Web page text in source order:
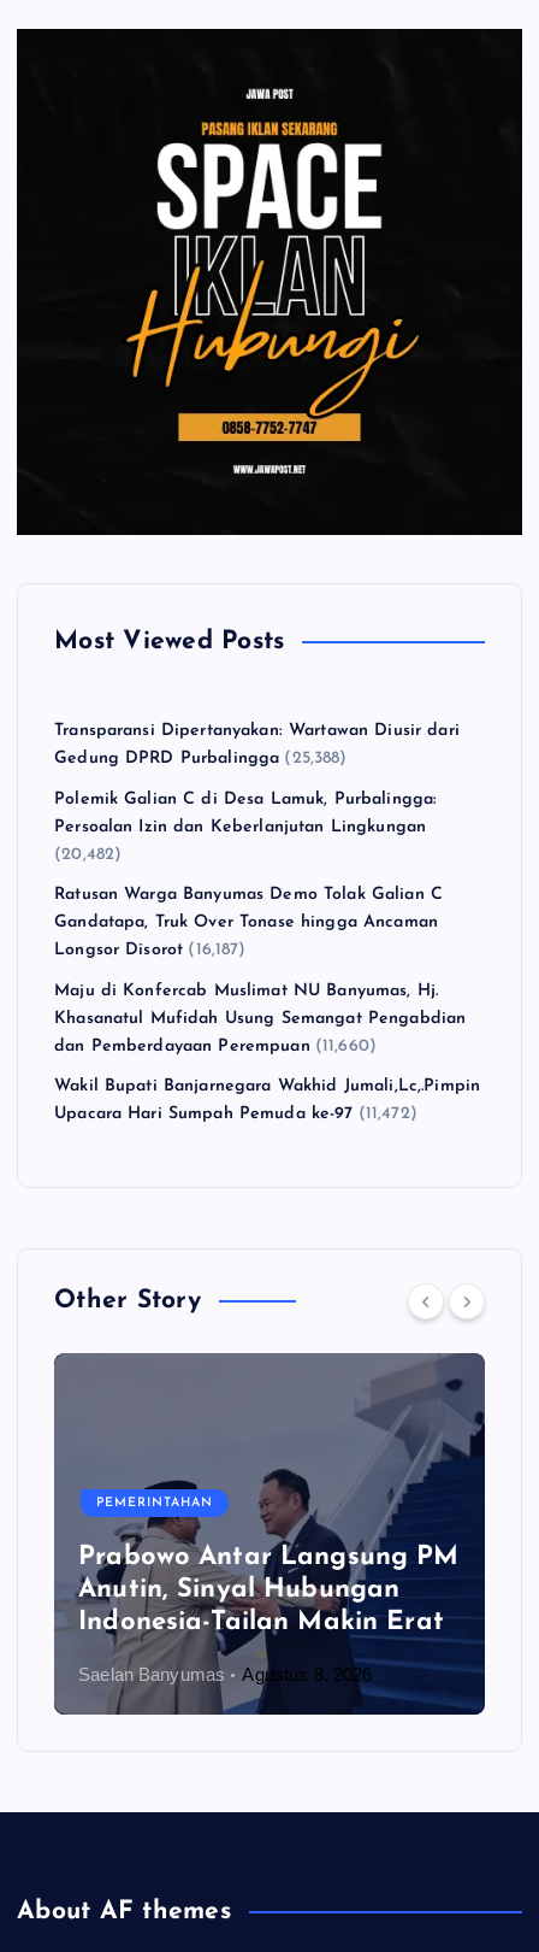
Most Viewed Posts
Transparansi Dipertanyakan: Wartawan Diusir dari
Gedung DPRD Purbalingga (25,388)
Polemik Galian C di Desa Lamuk, Purbalingga:
Persoalan Izin dan Keberlanjutan Lingkungan
(20,482)
Ratusan Warga Banyumas Demo Tolak Galian C
Gandatapa, Truk Over Tonase hingga Ancaman
Longsor Disorot (16,187)
Maju di Konfercab Muslimat NU Banyumas, Hj.
Khasanatul Mufidah Usung Semangat Pengabdian
dan Pemberdayaan Perempuan (11,660)
Wakil Bupati Banjarnegara Wakhid Jumali,Lc,.Pimpin
Upacara Hari Sumpah Pemuda ke-97 (11,472)
Other Story
PEMERINTAHAN
Prabowo Antar Langsung PM
Anutin, Sinyal Hubungan
Indonesia-Tailan Makin Erat
Saelan Banyumas Agustus 8, 2026
About AF themes